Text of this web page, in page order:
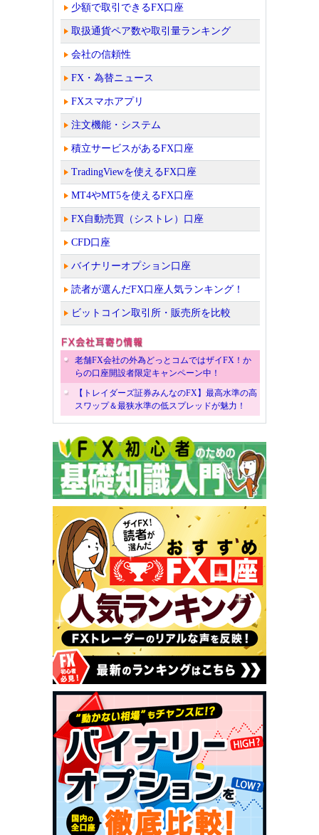
少額で取引できるFX口座
取扱通貨ペア数や取引量ランキング
会社の信頼性
FX・為替ニュース
FXスマホアプリ
注文機能・システム
積立サービスがあるFX口座
TradingViewを使えるFX口座
MT4やMT5を使えるFX口座
FX自動売買（シストレ）口座
CFD口座
バイナリーオプション口座
読者が選んだFX口座人気ランキング！
ビットコイン取引所・販売所を比較
老舗FX会社の外為どっとコムではザイFX！か
らの口座開設者限定キャンペーン中！
【トレイダーズ証券みんなのFX】最高水準の高
スワップ＆最狭水準の低スプレッドが魅力！